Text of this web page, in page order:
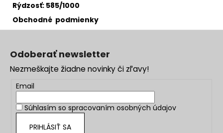
Rýdzosť: 585/1000
Obchodné podmienky
Odoberať newsletter
Nezmeškajte žiadne novinky či zľavy!
Email
Súhlasím so spracovaním osobných údajov
PRIHLÁSIŤ SA